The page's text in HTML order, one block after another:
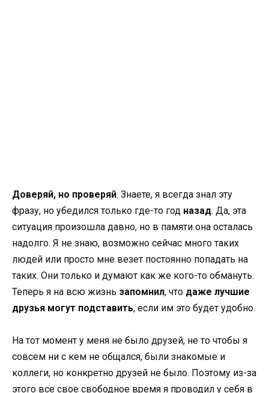
Доверяй, но проверяй. Знаете, я всегда знал эту
фразу, но убедился только где-то год назад. Да, эта
ситуация произошла давно, но в памяти она осталась
надолго. Я не знаю, возможно сейчас много таких
людей или просто мне везет постоянно попадать на
таких. Они только и думают как же кого-то обмануть.
Теперь я на всю жизнь запомнил, что даже лучшие
друзья могут подставить, если им это будет удобно.
На тот момент у меня не было друзей, не то чтобы я
совсем ни с кем не общался, были знакомые и
коллеги, но конкретно друзей не было. Поэтому из-за
этого все свое свободное время я проводил у себя в